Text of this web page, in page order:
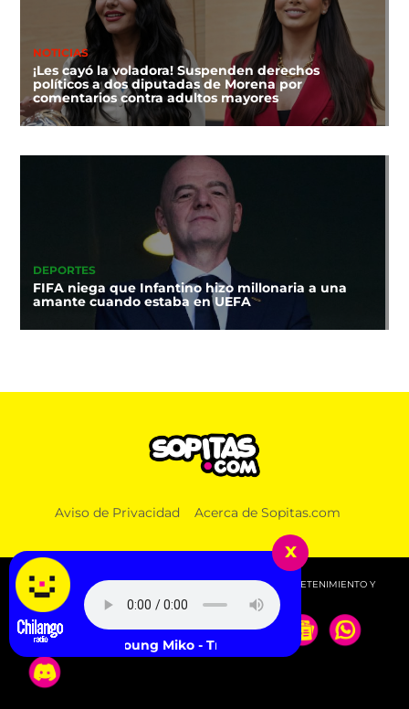
NOTICIAS
¡Les cayó la voladora! Suspenden derechos
políticos a dos diputadas de Morena por
comentarios contra adultos mayores
DEPORTES
FIFA niega que Infantino hizo millonaria a una
amante cuando estaba en UEFA
Aviso de Privacidad Acerca de Sopitas.com
© 2026 SOPITAS.COM - MÚSICA, NOTICIAS, DEPORTES, ENTRETENIMIENTO Y
MÁS!.
x
Young Miko - Trending